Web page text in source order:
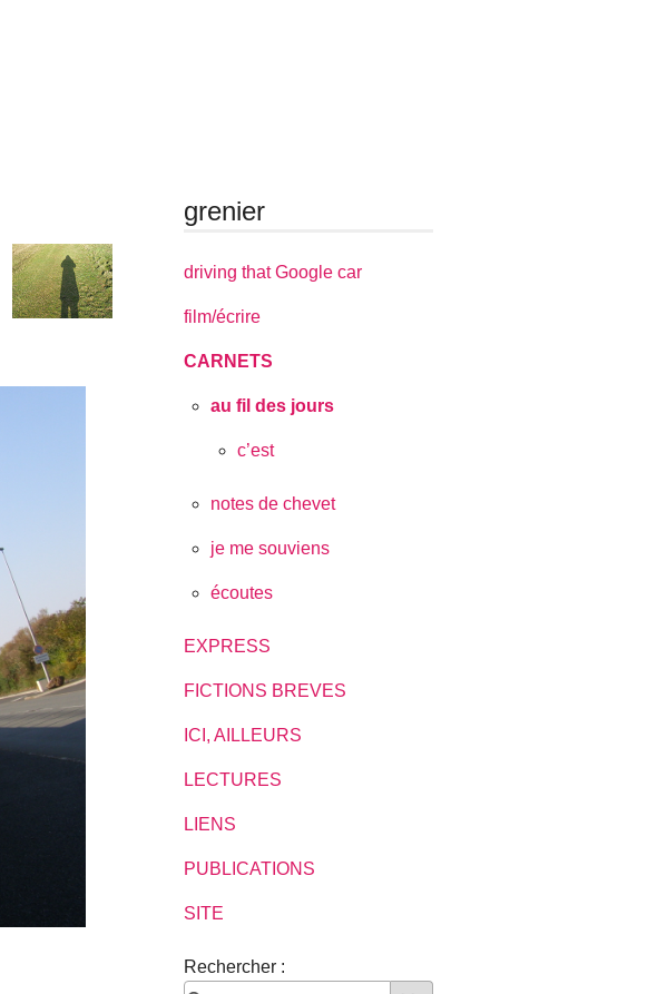
grenier
driving that Google car
film/écrire
CARNETS
au fil des jours
c’est
notes de chevet
je me souviens
écoutes
EXPRESS
FICTIONS BREVES
ICI, AILLEURS
LECTURES
LIENS
PUBLICATIONS
SITE
Rechercher :